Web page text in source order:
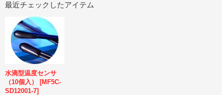
最近チェックしたアイテム
水滴型温度センサ
（10個入）
[MF5C-
SD12001-7]